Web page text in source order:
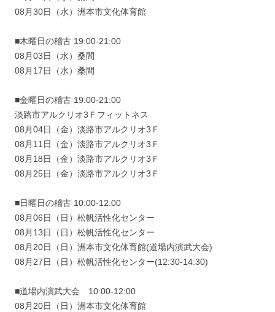
08月30日（水）洲本市文化体育館
■木曜日の稽古 19:00-21:00
08月03日（水）桑間
08月17日（水）桑間
■金曜日の稽古 19:00-21:00
淡路市アルクリオ3Ｆフィットネス
08月04日（金）淡路市アルクリオ3Ｆ
08月11日（金）淡路市アルクリオ3Ｆ
08月18日（金）淡路市アルクリオ3Ｆ
08月25日（金）淡路市アルクリオ3Ｆ
■日曜日の稽古 10:00-12:00
08月06日（日）松帆活性化センター
08月13日（日）松帆活性化センター
08月20日（日）洲本市文化体育館(道場内演武大会)
08月27日（日）松帆活性化センター(12:30-14:30)
■道場内演武大会 10:00-12:00
08月20日（日）洲本市文化体育館